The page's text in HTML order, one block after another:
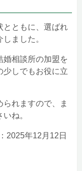
とともに、選ばれ
ました。
婚相談所の加盟を
少しでもお役に立
れますので、ま
ね。
2025年12月12日